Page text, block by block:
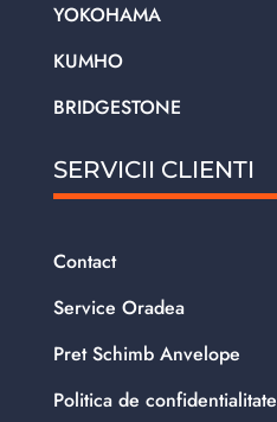
YOKOHAMA
KUMHO
BRIDGESTONE
SERVICII CLIENTI
Contact
Service Oradea
Pret Schimb Anvelope
Politica de confidentialitate